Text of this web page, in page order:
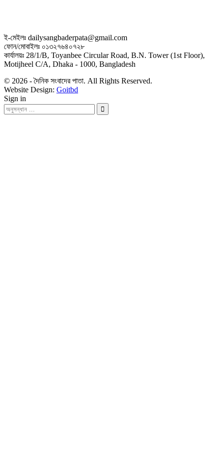
ই-মেইলঃ dailysangbaderpata@gmail.com
ফোন/মোবাইলঃ ০১৩২৭৬৪০৭২৮
কার্যালয়ঃ 28/1/B, Toyanbee Circular Road, B.N. Tower (1st Floor),
Motijheel C/A, Dhaka - 1000, Bangladesh
© 2026 - দৈনিক সংবাদের পাতা. All Rights Reserved.
Website Design: Goitbd
Sign in